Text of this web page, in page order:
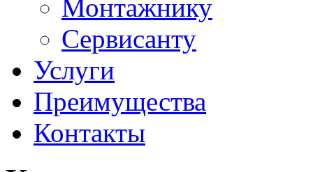
Монтажнику
Сервисанту
Услуги
Преимущества
Контакты